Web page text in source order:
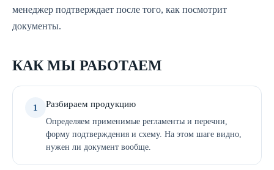
менеджер подтверждает после того, как посмотрит
документы.
КАК МЫ РАБОТАЕМ
1 Разбираем продукцию
Определяем применимые регламенты и перечни,
форму подтверждения и схему. На этом шаге видно,
нужен ли документ вообще.